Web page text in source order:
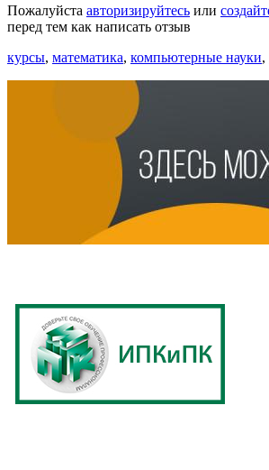
Пожалуйста авторизируйтесь или
перед тем как написать отзыв
курсы, математика, компьютерные науки,